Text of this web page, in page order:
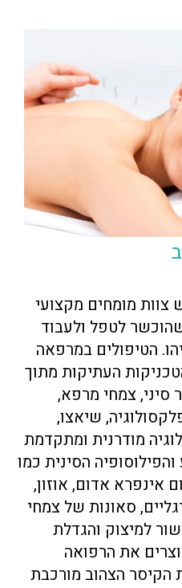
מומחים מקצועי
לטפל ולעבוד
הטיפולים במרפאה
העתיקות מתוך
סיני, צמחי מרפא,
שיאצו,
מודרנית ומתקדמת
הסינית כמו
אינפרא אדום, אוזון,
סאונות של צמחי
למיצוק והגדלת
את הרפואה
הקיסר הצהוב מורכבת